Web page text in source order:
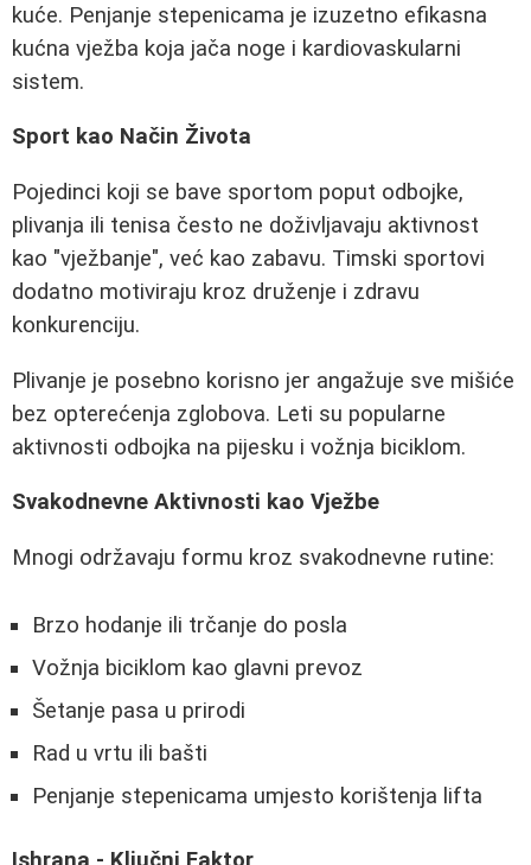
kuće. Penjanje stepenicama je izuzetno efikasna
kućna vježba koja jača noge i kardiovaskularni
sistem.
Sport kao Način Života
Pojedinci koji se bave sportom poput odbojke,
plivanja ili tenisa često ne doživljavaju aktivnost
kao "vježbanje", već kao zabavu. Timski sportovi
dodatno motiviraju kroz druženje i zdravu
konkurenciju.
Plivanje je posebno korisno jer angažuje sve mišiće
bez opterećenja zglobova. Leti su popularne
aktivnosti odbojka na pijesku i vožnja biciklom.
Svakodnevne Aktivnosti kao Vježbe
Mnogi održavaju formu kroz svakodnevne rutine:
Brzo hodanje ili trčanje do posla
Vožnja biciklom kao glavni prevoz
Šetanje pasa u prirodi
Rad u vrtu ili bašti
Penjanje stepenicama umjesto korištenja lifta